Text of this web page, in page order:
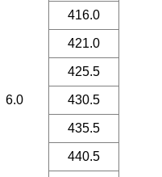
6.0
416.0
421.0
425.5
430.5
435.5
440.5